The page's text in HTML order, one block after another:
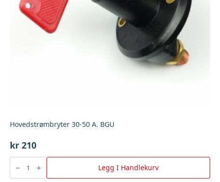
Hovedstrømbryter 30-50 A. BGU
kr 210
Hovedstrømbryter
50
A.
Legg I Handlekurv